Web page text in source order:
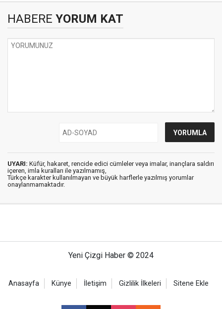
HABERE YORUM KAT
UYARI: Küfür, hakaret, rencide edici cümleler veya imalar, inançlara saldırı
içeren, imla kuralları ile yazılmamış,
Türkçe karakter kullanılmayan ve büyük harflerle yazılmış yorumlar
onaylanmamaktadır.
Yeni Çizgi Haber © 2024
Anasayfa Künye İletişim Gizlilik İlkeleri Sitene Ekle